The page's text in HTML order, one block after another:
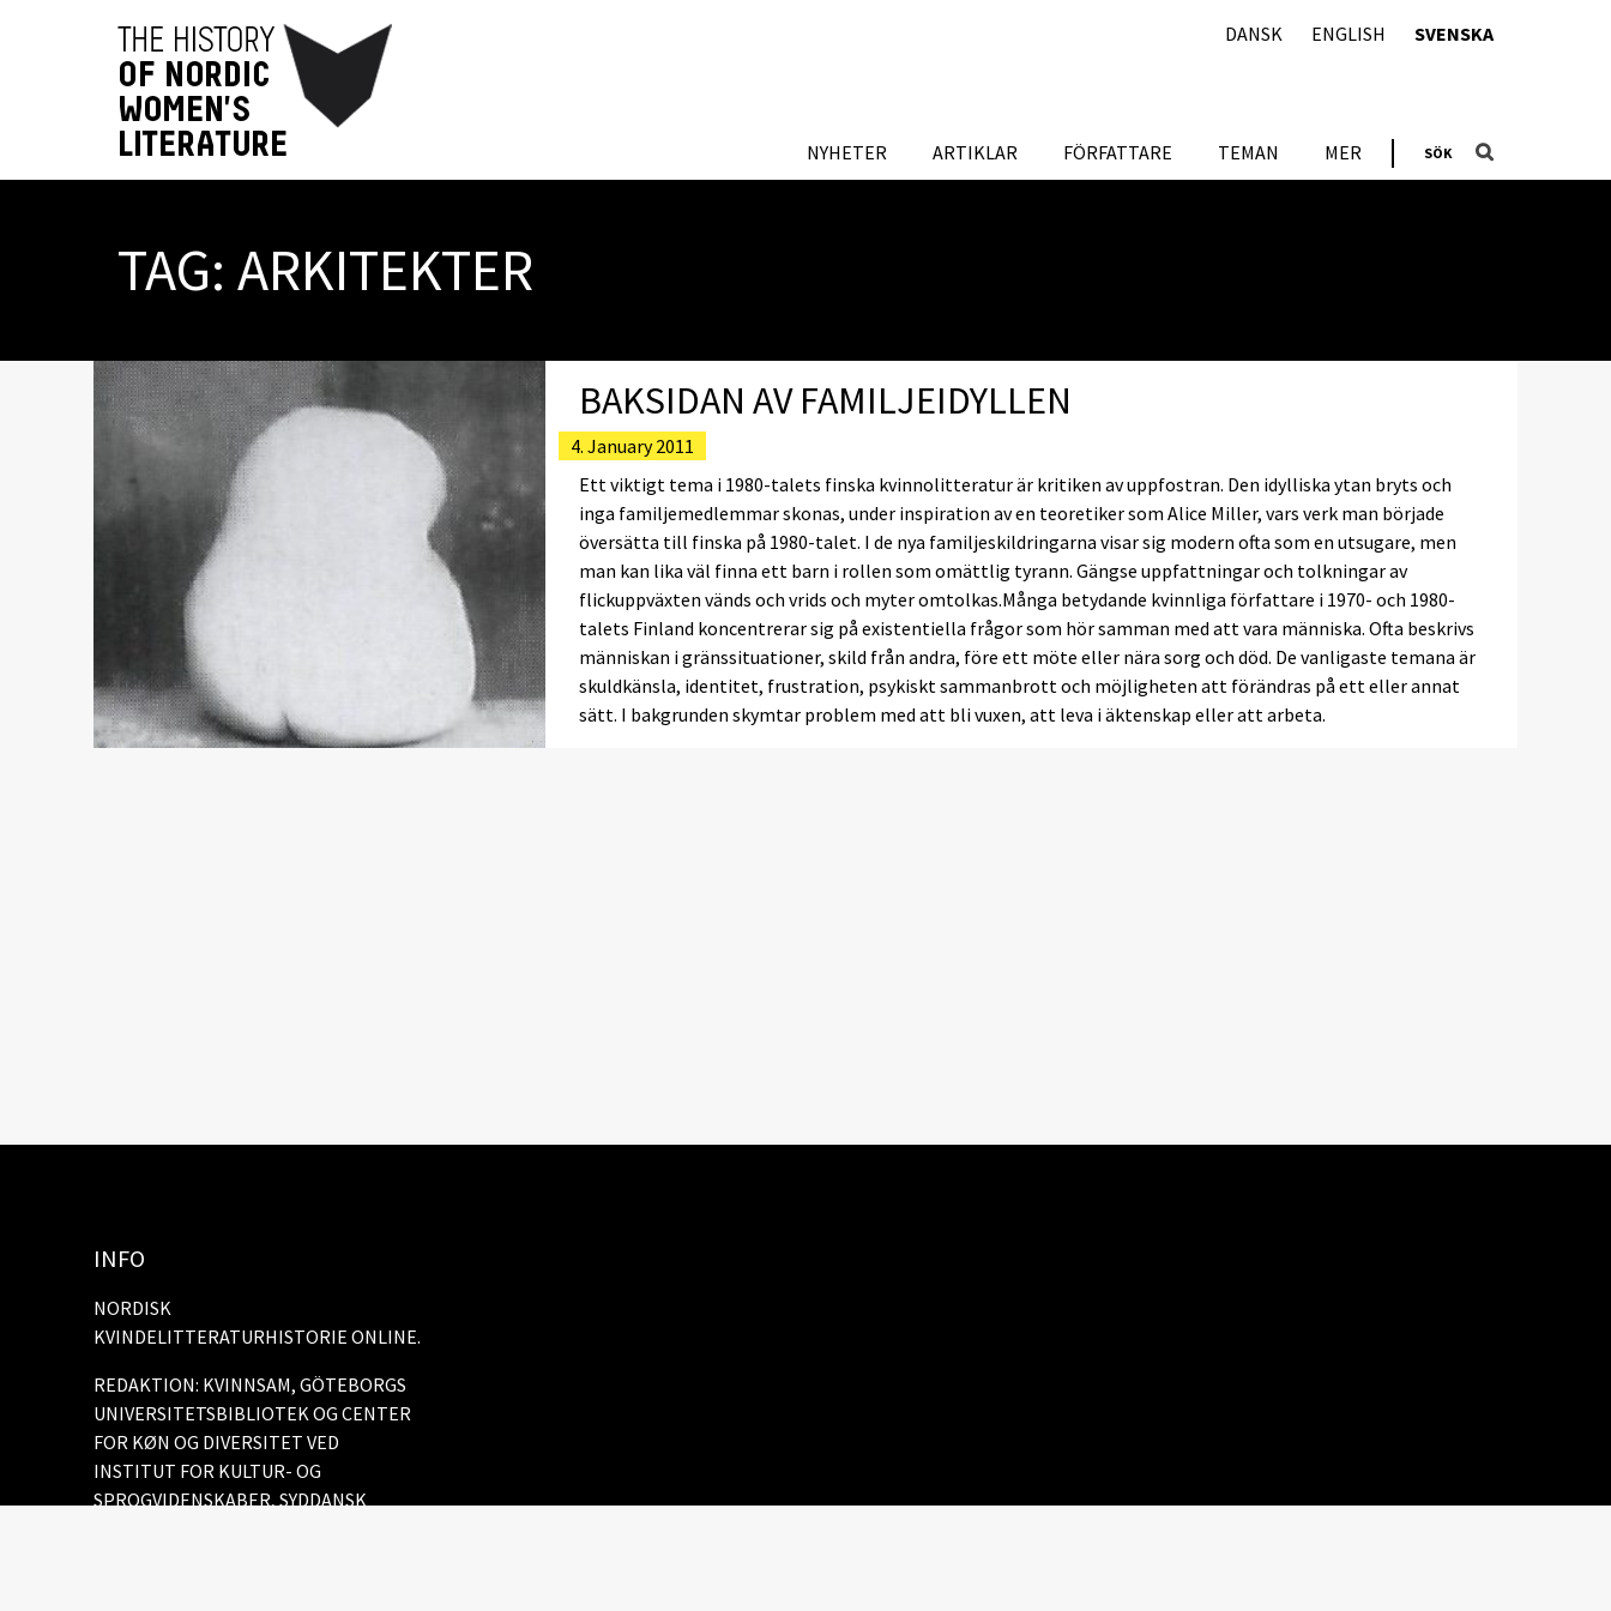
NYHETER ARTIKLAR FÖRFATTARE TEMAN MER SÖK
DANSK ENGLISH SVENSKA
TAG: ARKITEKTER
BAKSIDAN AV FAMILJEIDYLLEN
4. January 2011
Ett viktigt tema i 1980-talets finska kvinnolitteratur är kritiken av uppfostran. Den idylliska ytan bryts och
inga familjemedlemmar skonas, under inspiration av en teoretiker som Alice Miller, vars verk man började
översätta till finska på 1980-talet. I de nya familjeskildringarna visar sig modern ofta som en utsugare, men
man kan lika väl finna ett barn i rollen som omättlig tyrann. Gängse uppfattningar och tolkningar av
flickuppväxten vänds och vrids och myter omtolkas.Många betydande kvinnliga författare i 1970- och 1980-
talets Finland koncentrerar sig på existentiella frågor som hör samman med att vara människa. Ofta beskrivs
människan i gränssituationer, skild från andra, före ett möte eller nära sorg och död. De vanligaste temana är
skuldkänsla, identitet, frustration, psykiskt sammanbrott och möjligheten att förändras på ett eller annat
sätt. I bakgrunden skymtar problem med att bli vuxen, att leva i äktenskap eller att arbeta.
INFO
NORDISK
KVINDELITTERATURHISTORIE ONLINE.
REDAKTION: KVINNSAM, GÖTEBORGS
UNIVERSITETSBIBLIOTEK OG CENTER
FOR KØN OG DIVERSITET VED
INSTITUT FOR KULTUR- OG
SPROGVIDENSKABER, SYDDANSK